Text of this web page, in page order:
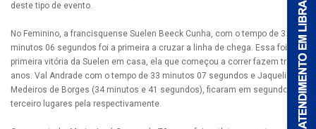
deste tipo de evento.
No Feminino, a francisquense Suelen Beeck Cunha, com o tempo de 33
minutos 06 segundos foi a primeira a cruzar a linha de chega. Essa foi a
primeira vitória da Suelen em casa, ela que começou a correr fazem três
anos. Val Andrade com o tempo de 33 minutos 07 segundos e Jaqueline
Medeiros de Borges (34 minutos e 41 segundos), ficaram em segundo e
terceiro lugares pela respectivamente.